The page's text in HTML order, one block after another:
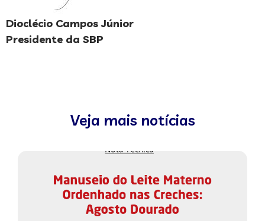
Dioclécio Campos Júnior
Presidente da SBP
Veja mais notícias